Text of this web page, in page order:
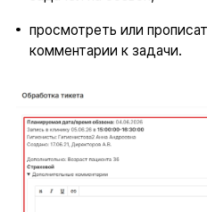
просмотреть или
комментарии к задачи.